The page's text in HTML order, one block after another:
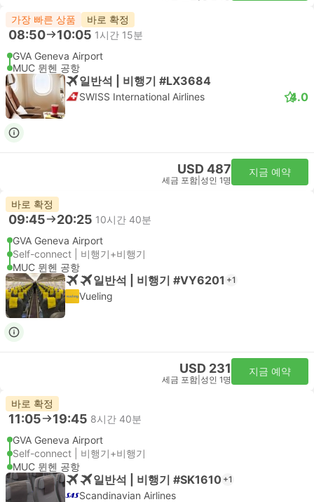
가장 빠른 상품 바로 확정
08:50 10:05 1시간 15분
GVA Geneva Airport
MUC 뮌헨 공항
일반석 | 비행기 #LX3684
SWISS International Airlines 4.0
USD 487
세금 포함 성인 1명
지금 예약
바로 확정
09:45 20:25 10시간 40분
GVA Geneva Airport
Self-connect | 비행기+비행기
MUC 뮌헨 공항
일반석 | 비행기 #VY6201 +1
Vueling
USD 231
세금 포함 성인 1명
지금 예약
바로 확정
11:05 19:45 8시간 40분
GVA Geneva Airport
Self-connect | 비행기+비행기
MUC 뮌헨 공항
일반석 | 비행기 #SK1610 +1
Scandinavian Airlines